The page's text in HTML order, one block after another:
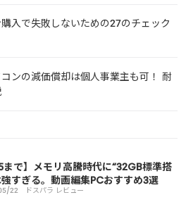
入で失敗しないための27のチェック
コンの減価償却は個人事業主も可！ 耐
まで】メモリ高騰時代に“32GB標準搭
すぎる。動画編集PCおすすめ3選
22 ドスパラ レビュー